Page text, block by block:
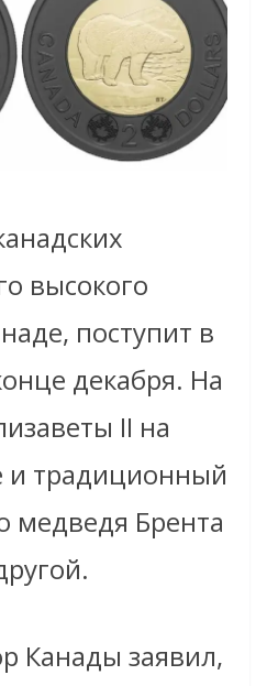
высокого
поступит в
декабря. На
II на
и традиционный
медведя Брента
Канады заявил,